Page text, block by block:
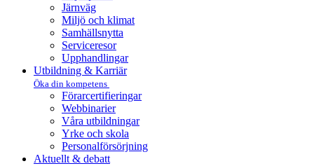
Järnväg
Miljö och klimat
Samhällsnytta
Serviceresor
Upphandlingar
Utbildning & Karriär
Öka din kompetens
Förarcertifieringar
Webbinarier
Våra utbildningar
Yrke och skola
Personalförsörjning
Aktuellt & debatt